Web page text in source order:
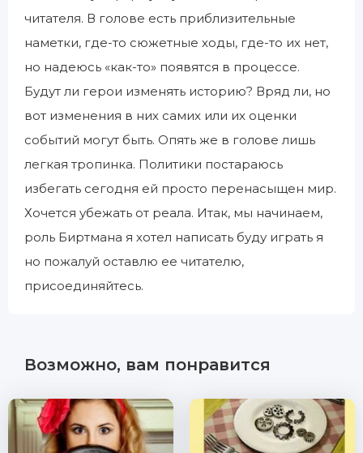
читателя. В голове есть приблизительные
наметки, где-то сюжетные ходы, где-то их нет,
но надеюсь «как-то» появятся в процессе.
Будут ли герои изменять историю? Вряд ли, но
вот изменения в них самих или их оценки
событий могут быть. Опять же в голове лишь
легкая тропинка. Политики постараюсь
избегать сегодня ей просто перенасыщен мир.
Хочется убежать от реала. Итак, мы начинаем,
роль Биртмана я хотел написать буду играть я
но пожалуй оставлю ее читателю,
присоединяйтесь.
Возможно, вам понравится